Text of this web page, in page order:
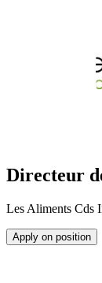
Directeur
Les Aliments Cds
Apply on position